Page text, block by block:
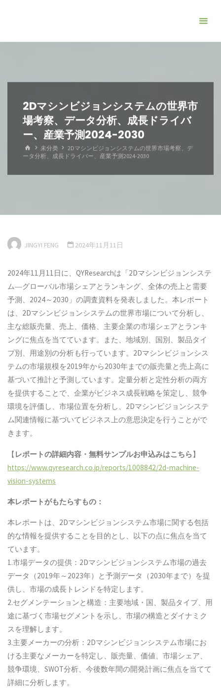
2Dマシンビジョンシステムの世界市
場考察、データ分析、成長ドライバ
ー、産業予測2024-2030
ホ
ー
未分类
2Dマシンビジョンシステムの世界市場考察、デ
ータ分析、成長ドライバー、産業予測2024-2030
JINGYI FENG 2024年11月11日
2024年11月11日に、QYResearchは「2Dマシンビジョンシステ
ム―グローバル市場シェアとランキング、全体の売上と需要
予測、2024～2030」の調査資料を発表しました。本レポート
は、2Dマシンビジョンシステムの世界市場について分析し、
主な総販売量、売上、価格、主要企業の市場シェアとランキ
ングに焦点を当てています。また、地域別、国別、製品タイ
プ別、用途別の分析も行っています。2Dマシンビジョンシス
テムの市場規模を2019年から2030年までの販売量と売上高に
基づいて推計と予測しています。定量分析と定性分析の両方
を提供することで、企業がビジネス成長戦略を策定し、競争
環境を評価し、市場位置を分析し、2Dマシンビジョンシステ
ム関連情報に基づいてビジネス上の意思決定を行うことがで
きます。
【 レポートの詳細内容・無料サンプルお申込みはこちら】
https://www.qyresearch.co.jp/reports/1008842/2d-machine-
vision-systems
本レポートがもたらすもの：
本レポートは、2Dマシンビジョンシステム市場に関する包括
的な情報を提供することを目的とし、以下の点に焦点を当て
ています。
1.市場データの提供：2Dマシンビジョンシステム市場の過去
データ（2019年～2023年）と予測データ（2030年まで）を提
供し、市場の成長トレンドを特定します。
2.セグメンテーションと構造：主要地域・国、製品タイプ、用
途に基づく市場セグメントを示し、市場の構造とダイナミク
スを理解します。
3.主要メーカーの分析：2Dマシンビジョンシステム市場にお
ける主要なメーカーを特定し、販売量、価値、市場シェア、
競争環境、SWOT分析、今後数年間の開発計画に焦点を当てて
詳細に分析します。